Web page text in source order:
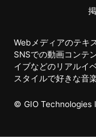
Webメディアのテキ
SNSでの動画コンテ
イブなどのリアルイ
スタイルで好きな音
© GIO Technologies